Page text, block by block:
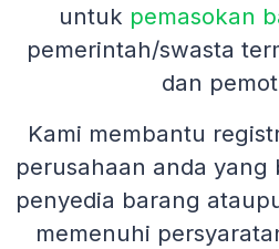
untuk pemasokan
pemerintah/swasta
dan
Kami membantu
perusahaan anda yang
penyedia barang
memenuhi